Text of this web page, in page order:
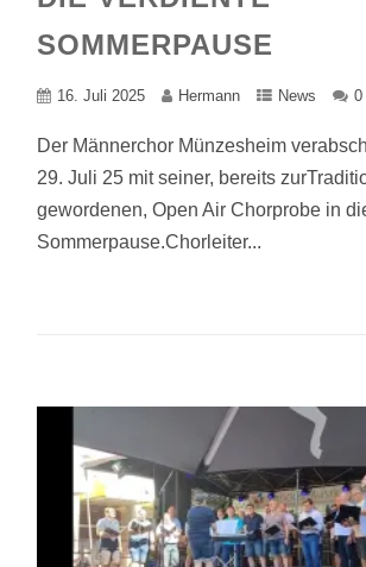
SOMMERPAUSE
16. Juli 2025 Hermann News 0
Der Männerchor Münzesheim
29. Juli 25 mit seiner, bereits
gewordenen, Open Air Chorprobe in
Sommerpause.Chorleiter...